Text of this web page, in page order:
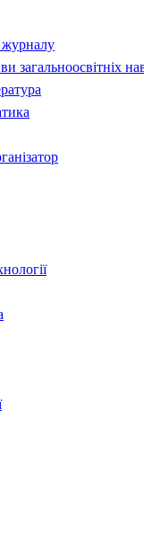
журналу
загальноосвітніх